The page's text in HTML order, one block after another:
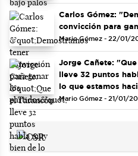
Carlos Gómez:
convicción para
Mario Gómez - 22/01/
Jorge Cañete:
lleve 32 puntos
lo que estamos
Mario Gómez - 21/01/